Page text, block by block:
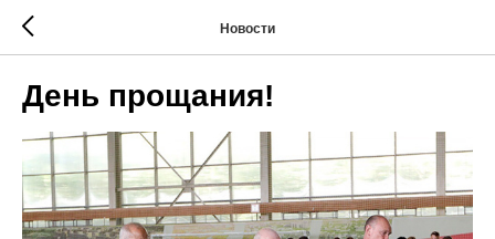
Новости
День прощания!